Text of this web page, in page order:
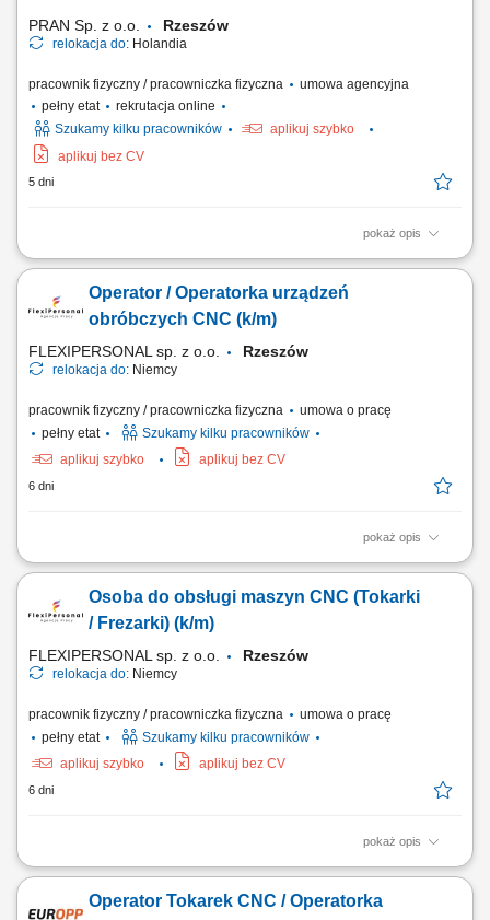
PRAN Sp. z o.o. Rzeszów
relokacja do: Holandia
pracownik fizyczny / pracowniczka fizyczna
umowa agencyjna
pełny etat
rekrutacja online
Szukamy kilku pracowników
aplikuj szybko
aplikuj bez CV
5 dni
pokaż opis
To będziesz robić: przygotowywać i ustawiać maszyny CNC (Waldrich/
detale; nadzorować pracę zautomatyzowanych maszyn CNC;
kontrolować jakość wykonywanych elementów; dbać o płynność i
Operator / Operatorka urządzeń
obróbczych CNC (k/m)
FLEXIPERSONAL sp. z o.o. Rzeszów
relokacja do: Niemcy
pracownik fizyczny / pracowniczka fizyczna
umowa o pracę
pełny etat
Szukamy kilku pracowników
aplikuj szybko
aplikuj bez CV
6 dni
pokaż opis
Opis stanowiska: Bazowanie, montaż i uzbrajanie elementów w
ustaleń i start cyklu produkcyjnego; Prowadzenie nadzoru nad
parametrami obróbki i stanem narzędzi; Weryfikacja wymiarowa
Osoba do obsługi maszyn CNC (Tokarki
/ Frezarki) (k/m)
FLEXIPERSONAL sp. z o.o. Rzeszów
relokacja do: Niemcy
pracownik fizyczny / pracowniczka fizyczna
umowa o pracę
pełny etat
Szukamy kilku pracowników
aplikuj szybko
aplikuj bez CV
6 dni
pokaż opis
Opis stanowiska: Bieżąca obsługa tokarek lub frezarek numerycznych w
produkcyjnych bez konieczności ich pisania; Sprawne mocowanie
Operator Tokarek CNC / Operatorka